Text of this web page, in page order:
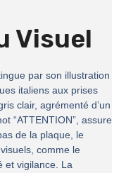
Visuel
par son illustration
italiens aux prises
clair, agrémenté d’un
“ATTENTION”, assure
de la plaque, le
comme le
et vigilance. La